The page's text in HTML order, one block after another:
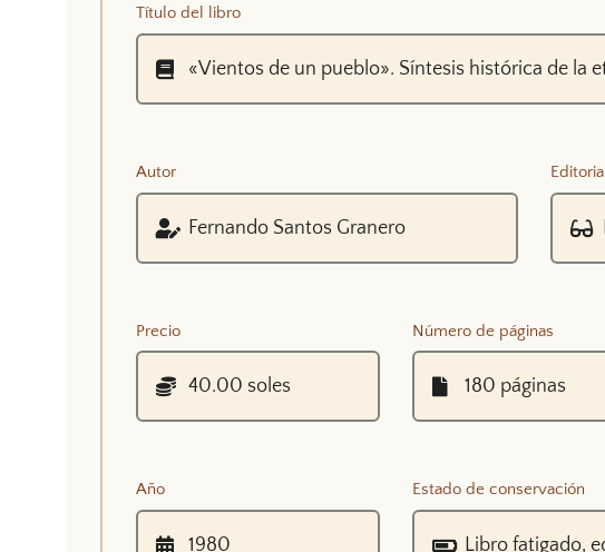
Título del libro
Autor Editorial
Precio Número de páginas
Año Estado de conservación